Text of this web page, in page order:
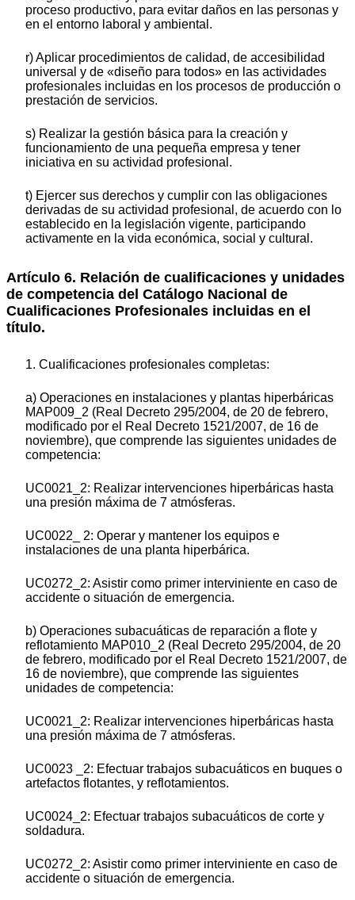
proceso productivo, para evitar daños en las personas y
en el entorno laboral y ambiental.
r) Aplicar procedimientos de calidad, de accesibilidad
universal y de «diseño para todos» en las actividades
profesionales incluidas en los procesos de producción o
prestación de servicios.
s) Realizar la gestión básica para la creación y
funcionamiento de una pequeña empresa y tener
iniciativa en su actividad profesional.
t) Ejercer sus derechos y cumplir con las obligaciones
derivadas de su actividad profesional, de acuerdo con lo
establecido en la legislación vigente, participando
activamente en la vida económica, social y cultural.
Artículo 6. Relación de cualificaciones y unidades
de competencia del Catálogo Nacional de
Cualificaciones Profesionales incluidas en el
título.
1. Cualificaciones profesionales completas:
a) Operaciones en instalaciones y plantas hiperbáricas
MAP009_2 (Real Decreto 295/2004, de 20 de febrero,
modificado por el Real Decreto 1521/2007, de 16 de
noviembre), que comprende las siguientes unidades de
competencia:
UC0021_2: Realizar intervenciones hiperbáricas hasta
una presión máxima de 7 atmósferas.
UC0022_ 2: Operar y mantener los equipos e
instalaciones de una planta hiperbárica.
UC0272_2: Asistir como primer interviniente en caso de
accidente o situación de emergencia.
b) Operaciones subacuáticas de reparación a flote y
reflotamiento MAP010_2 (Real Decreto 295/2004, de 20
de febrero, modificado por el Real Decreto 1521/2007, de
16 de noviembre), que comprende las siguientes
unidades de competencia:
UC0021_2: Realizar intervenciones hiperbáricas hasta
una presión máxima de 7 atmósferas.
UC0023 _2: Efectuar trabajos subacuáticos en buques o
artefactos flotantes, y reflotamientos.
UC0024_2: Efectuar trabajos subacuáticos de corte y
soldadura.
UC0272_2: Asistir como primer interviniente en caso de
accidente o situación de emergencia.